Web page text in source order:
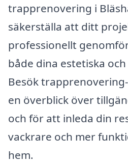
trapprenovering i
säkerställa att ditt
professionellt
både dina estetiska
Besök
en överblick över
och för att inleda din
vackrare och mer
hem.